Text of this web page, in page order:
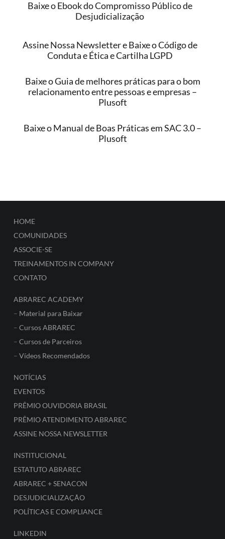
Baixe o Ebook do Compromisso Público de
Desjudicialização
Assine Nossa Newsletter e Baixe o Código de
Conduta e Ética e Cartilha LGPD
Baixe o Guia de melhores práticas para o bom
relacionamento entre pessoas e empresas –
Plusoft
Baixe o Manual de Boas Práticas em SAC 3.0 –
Plusoft
HOME
COMUNIDADES
ASSOCIE-SE
TREINAMENTOS IN COMPANY
CONTATO
ABRAREC ACADEMY
– Material para Baixar
– Cursos ABRAREC
– Cursos de Parceiros
– Vídeos Recomendados
NOTÍCIAS
EVENTOS
PRÊMIO OUVIDORIA BRASIL
PRÊMIO ATENDIMENTO ABRAREC
ASSINE NOSSA NEWSLETTER
INSTITUCIONAL
ESTATUTO ABRAREC
ABRAREC + SENACON
DESJUDICIALIZAÇÃO
POLÍTICAS E COMPLIANCE
LINKEDIN